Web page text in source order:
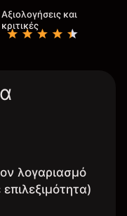
Αξιολογήσεις και
κριτικές
λογαριασμό